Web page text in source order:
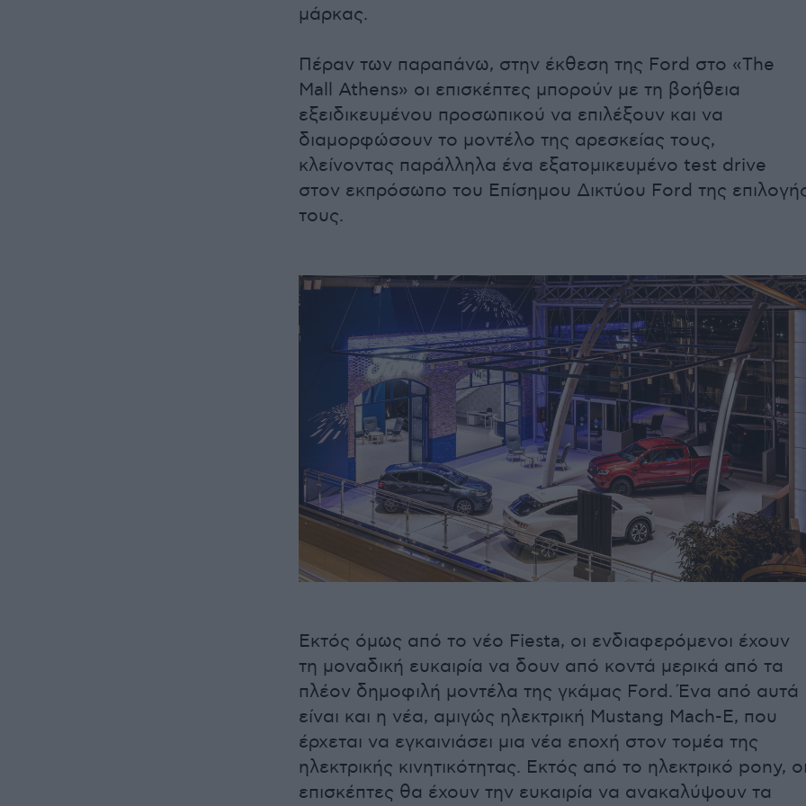
μάρκας.
Πέραν των παραπάνω, στην έκθεση της Ford στο «The
Mall Athens» οι επισκέπτες μπορούν με τη βοήθεια
εξειδικευμένου προσωπικού να επιλέξουν και να
διαμορφώσουν το μοντέλο της αρεσκείας τους,
κλείνοντας παράλληλα ένα εξατομικευμένο test drive
στον εκπρόσωπο του Επίσημου Δικτύου Ford της
τους.
Εκτός όμως από το νέο Fiesta, οι ενδιαφερόμενοι έχουν
τη μοναδική ευκαιρία να δουν από κοντά μερικά από τα
πλέον δημοφιλή μοντέλα της γκάμας Ford. Ένα από αυτά
είναι και η νέα, αμιγώς ηλεκτρική Mustang Mach-E, που
έρχεται να εγκαινιάσει μια νέα εποχή στον τομέα της
ηλεκτρικής κινητικότητας. Εκτός από το ηλεκτρικό pony,
επισκέπτες θα έχουν την ευκαιρία να ανακαλύψουν τα